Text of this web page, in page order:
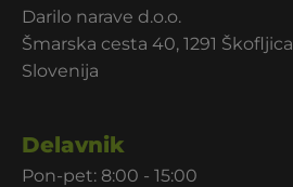
Darilo narave d.o.o.
Šmarska cesta 40, 1291 Škofljica
Slovenija
Delavnik
Pon-pet: 8:00 - 15:00